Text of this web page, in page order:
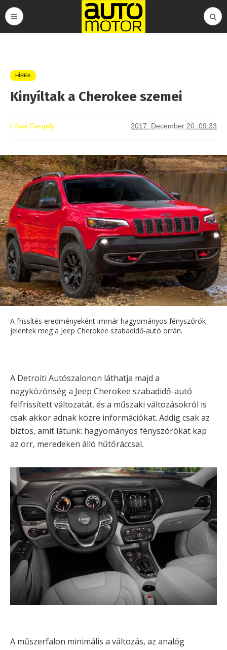
HÍREK
Kinyíltak a Cherokee szemei
Lővei Gergely 2017. December 20. 09:33
A frissítés eredményeként immár hagyományos fényszórók
jelentek meg a Jeep Cherokee szabadidő-autó orrán.
A Detroiti Autószalonon láthatja majd a
nagyközönség a Jeep Cherokee szabadidő-autó
felfrissített változatát, és a műszaki változásokról is
csak akkor adnak közre információkat. Addig csak az
biztos, amit látunk: hagyományos fényszórókat kap
az orr, meredeken álló hűtőráccsal.
A műszerfalon minimális a változás, az analóg